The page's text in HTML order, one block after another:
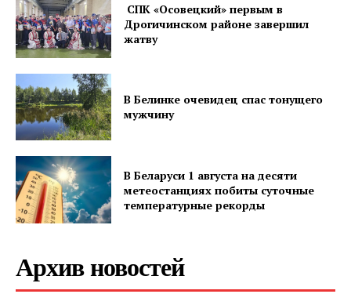
Редакция "ДВ"
Наша гісторыя
Контакты
Правила использования материалов
Электронные обращения
СПК «Осовецкий» первым в
Дрогичинском районе завершил
жатву
В Белинке очевидец спас тонущего
мужчину
В Беларуси 1 августа на десяти
метеостанциях побиты суточные
температурные рекорды
Архив новостей